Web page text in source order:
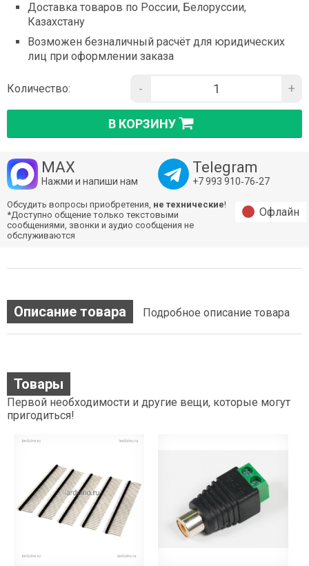
Доставка товаров по России, Белоруссии,
Казахстану
Возможен безналичный расчёт для юридических
лиц при оформлении заказа
Количество: - +
В КОРЗИНУ
MAX
Нажми и напиши нам
Telegram
+7 993 910‑76‑27
Обсудить вопросы приобретения, не технические!
*Доступно общение только текстовыми
сообщениями, звонки и аудио сообщения не
обслуживаются
Офлайн
Описание товара Подробное описание товара
Товары
Первой необходимости и другие вещи, которые могут
пригодиться!